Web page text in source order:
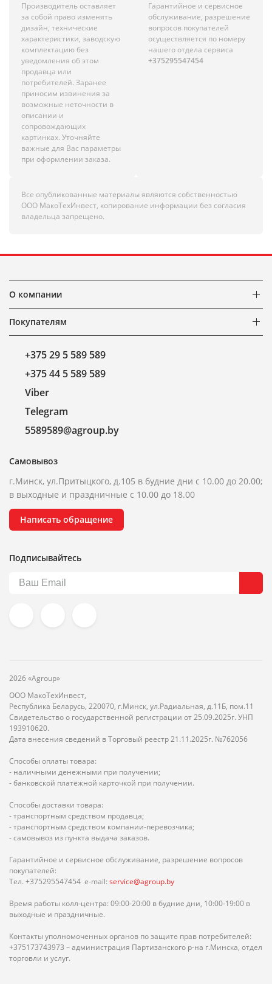
Производитель оставляет
за собой право изменять
дизайн, технические
характеристики, заводскую
комплектацию без
уведомления об этом
продавца или
потребителей. Заранее
приносим извинения за
возможные неточности в
описании и
сопровождающих
картинках. Уточняйте
важные для Вас параметры
при оформлении заказа.
Гарантийное и сервисное
обслуживание, разрешение
вопросов покупателей
осуществляется по номеру
нашего отдела сервиса
+375295547454
Все опубликованные материалы являются собственностью
ООО МакоТехИнвест, копирование информации без согласия
владельца запрещено.
О компании
Покупателям
+375 29 5 589 589
+375 44 5 589 589
Viber
Telegram
5589589@agroup.by
Самовывоз
г.Минск, ул.Притыцкого, д.105 в будние дни с 10.00 до 20.00;
в выходные и праздничные с 10.00 до 18.00
Написать обращение
Подписывайтесь
2026 «Agroup»
ООО МакоТехИнвест,
Республика Беларусь, 220070, г.Минск, ул.Радиальная, д.11Б, пом.11
Свидетельство о государственной регистрации от 25.09.2025г. УНП
193910620.
Дата внесения сведений в Торговый реестр 21.11.2025г. №762056
Способы оплаты товара:
- наличными денежными при получении;
- банковской платёжной карточкой при получении.
Способы доставки товара:
- транспортным средством продавца;
- транспортным средством компании-перевозчика;
- самовывоз из пункта выдача заказов.
Гарантийное и сервисное обслуживание, разрешение вопросов
покупателей:
Тел. +375295547454 e-mail: service@agroup.by
Время работы колл-центра: 09:00-20:00 в будние дни, 10:00-19:00 в
выходные и праздничные.
Контакты уполномоченных органов по защите прав потребителей:
+375173743973 – администрация Партизанского р-на г.Минска, отдел
торговли и услуг.